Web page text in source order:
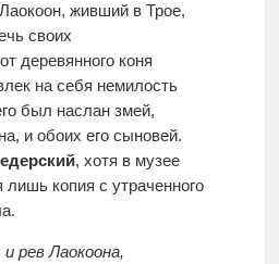
живший в Трое,
своих
деревянного коня
на себя немилость
был наслан змей,
и обоих его сыновей.
, хотя в музее
лишь копия с утраченного
рев Лаокоона,